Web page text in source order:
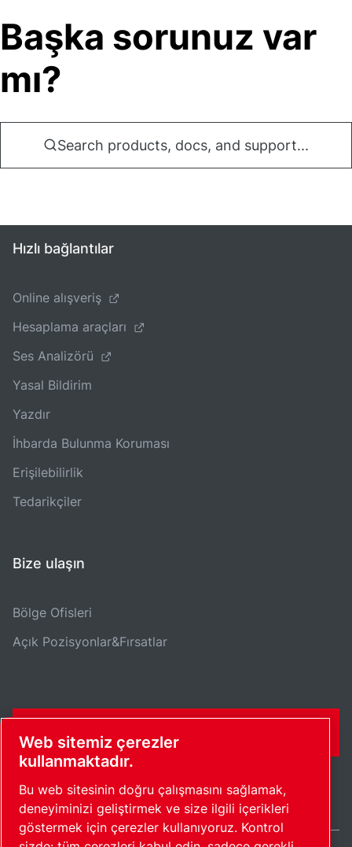
Başka sorunuz var
mı?
Search products, docs, and support...
Hızlı bağlantılar
Online alışveriş
Hesaplama araçları
Ses Analizörü
Yasal Bildirim
Yazdır
İhbarda Bulunma Koruması
Erişilebilirlik
Tedarikçiler
Bize ulaşın
Bölge Ofisleri
Açık Pozisyonlar&Fırsatlar
Web sitemiz çerezler
kullanmaktadır.
Bu web sitesinin doğru çalışmasını sağlamak,
deneyiminizi geliştirmek ve size ilgili içerikleri
göstermek için çerezler kullanıyoruz. Kontrol